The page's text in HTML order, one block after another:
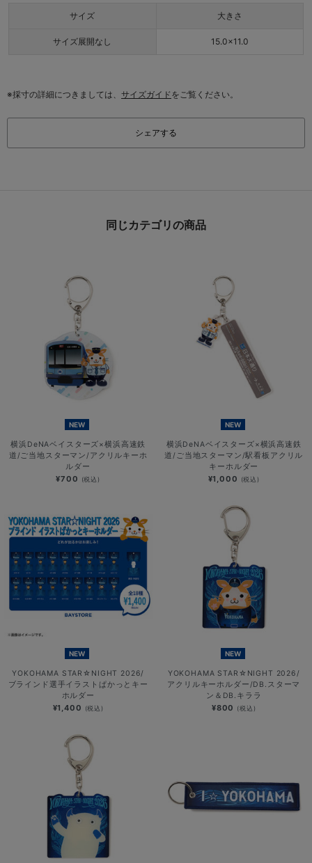
サイズ 大きさ
サイズ展開なし 15.0×11.0
※採寸の詳細につきましては、 サイズガイドをご覧ください。
シェアする
同じカテゴリの商品
NEW
横浜DeNAベイスターズ×横浜高速鉄
道/ご当地スターマン/アクリルキーホ
ルダー
¥700 (税込)
NEW
横浜DeNAベイスターズ×横浜高速鉄
道/ご当地スターマン/駅看板アクリル
キーホルダー
¥1,000 (税込)
NEW
YOKOHAMA STAR☆NIGHT 2026/
ブラインド選手イラストぱかっとキー
ホルダー
¥1,400 (税込)
NEW
YOKOHAMA STAR☆NIGHT 2026/
アクリルキーホルダー/DB.スターマ
ン＆DB.キララ
¥800 (税込)